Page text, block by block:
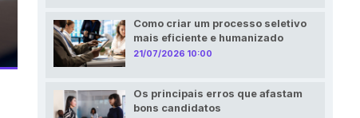
Como criar um processo seletivo
mais eficiente e humanizado
21/07/2026 10:00
Os principais erros que afastam
bons candidatos